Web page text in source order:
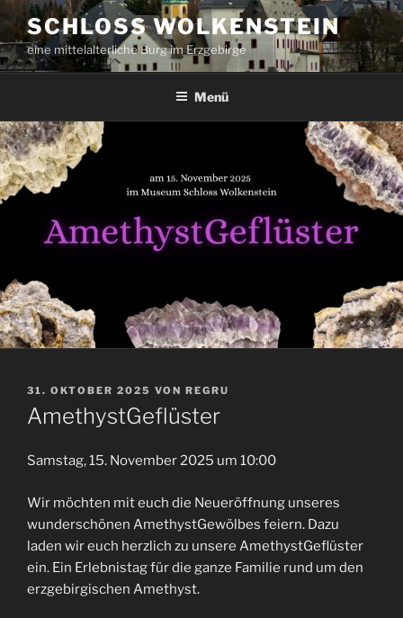
Zum
Inhalt
springen
SCHLOSS WOLKENSTEIN
eine mittelalterliche Burg im Erzgebirge
Menü
VERÖFFENTLICHT
AM
31. OKTOBER 2025 VON REGRU
AmethystGeflüster
Samstag, 15. November 2025 um 10:00
Wir möchten mit euch die Neueröffnung unseres
wunderschönen AmethystGewölbes feiern. Dazu
laden wir euch herzlich zu unsere AmethystGeflüster
ein. Ein Erlebnistag für die ganze Familie rund um den
erzgebirgischen Amethyst.